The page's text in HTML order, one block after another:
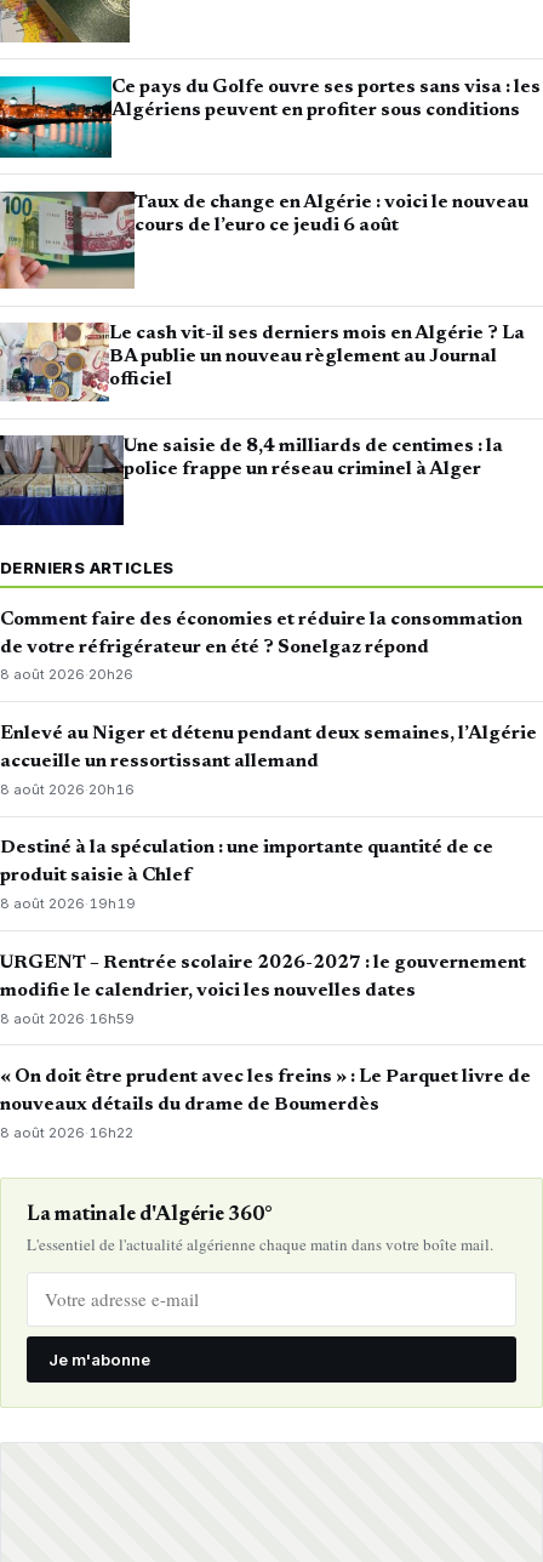
Ce pays du Golfe ouvre ses portes sans visa : les
Algériens peuvent en profiter sous conditions
Taux de change en Algérie : voici le nouveau
cours de l’euro ce jeudi 6 août
Le cash vit-il ses derniers mois en Algérie ? La
BA publie un nouveau règlement au Journal
officiel
Une saisie de 8,4 milliards de centimes : la
police frappe un réseau criminel à Alger
DERNIERS ARTICLES
Comment faire des économies et réduire la consommation
de votre réfrigérateur en été ? Sonelgaz répond
8 août 2026·20h26
Enlevé au Niger et détenu pendant deux semaines, l’Algérie
accueille un ressortissant allemand
8 août 2026·20h16
Destiné à la spéculation : une importante quantité de ce
produit saisie à Chlef
8 août 2026·19h19
URGENT – Rentrée scolaire 2026-2027 : le gouvernement
modifie le calendrier, voici les nouvelles dates
8 août 2026· 16h59
« On doit être prudent avec les freins » : Le Parquet livre de
nouveaux détails du drame de Boumerdès
8 août 2026·16h22
La matinale d'Algérie 360°
L'essentiel de l'actualité algérienne chaque matin dans votre boîte mail.
Je m'abonne